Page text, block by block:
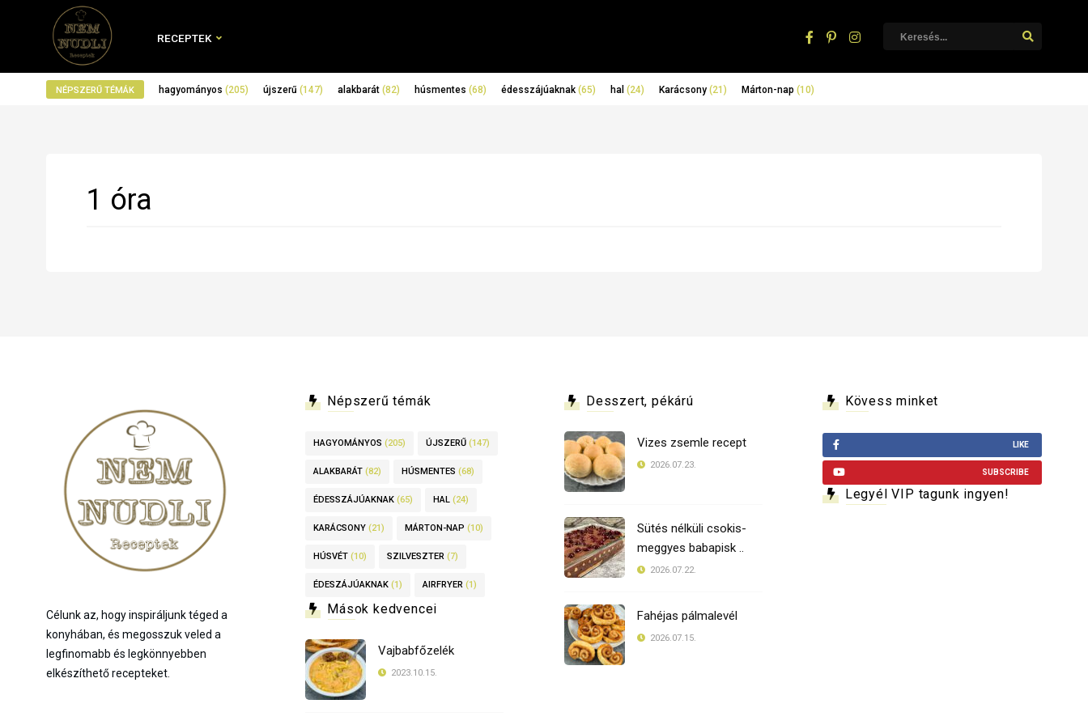
RECEPTEK
NÉPSZERŰ TÉMÁK hagyományos (205) újszerű (147) alakbarát (82) húsmentes (68) édesszájúaknak (65) hal (24) Karácsony (21) Márton-nap (10)
1 óra
Célunk az, hogy inspiráljunk téged a
konyhában, és megosszuk veled a
legfinomabb és legkönnyebben
elkészíthető recepteket.
Népszerű témák
HAGYOMÁNYOS (205) ÚJSZERŰ(147)
ALAKBARÁT(82) HÚSMENTES (68)
ÉDESSZÁJÚAKNAK(65) HAL(24)
KARÁCSONY(21) MÁRTON-NAP (10)
HÚSVÉT(10) SZILVESZTER(7)
ÉDESZÁJÚAKNAK(1) AIRFRYER(1)
Mások kedvencei
Vajbabfőzelék
2023.10.15.
Desszert, pékárú
Vizes zsemle recept
2026.07.23.
Sütés nélküli csokis-
meggyes babapisk ..
2026.07.22.
Fahéjas pálmalevél
2026.07.15.
Kövess minket
LIKE
SUBSCRIBE
Legyél VIP tagunk ingyen!